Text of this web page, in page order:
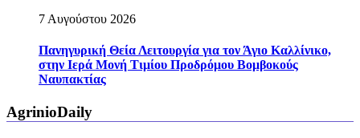
7 Αυγούστου 2026
Πανηγυρική Θεία Λειτουργία για τον Άγιο Καλλίνικο,
στην Ιερά Μονή Τιμίου Προδρόμου Βομβοκούς
Ναυπακτίας
AgrinioDaily